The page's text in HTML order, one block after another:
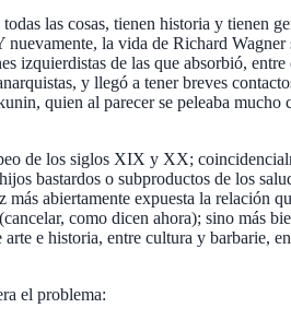
las cosas, tienen historia y tienen
la vida de Richard
izquierdistas de las que absorbió, entre
y llegó a tener breves
quien al parecer se peleaba mucho
de los siglos XIX y XX;
bastardos o subproductos de los
abiertamente expuesta la relación
como dicen ahora); sino más
e historia, entre cultura y barbarie,
el problema: